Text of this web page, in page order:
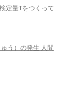
定量Tをつくって
う）の発生 人間